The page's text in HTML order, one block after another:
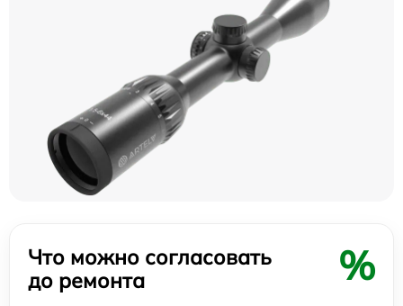
Что можно согласовать
до ремонта
%